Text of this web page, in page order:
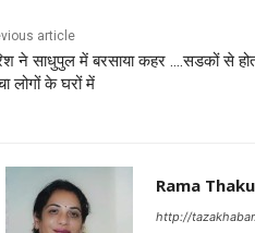
article
ने साधुपुल में बरसाया कहर ….सडकों से
लोगों के घरों में
Rama
http://